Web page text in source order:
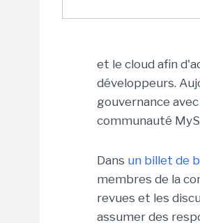
et le cloud afin
développeurs.
gouvernance
communauté
Dans un billet de
membres de la
revues et les
assumer des